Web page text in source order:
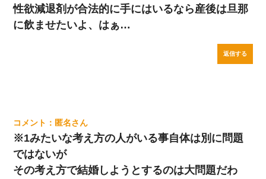
性欲減退剤が合法的に手にはいるなら産後は旦那
に飲ませたいよ、はぁ…
返信する
匿名
※1みたいな考え方の人がいる事自体は別に問題
ではないが
その考え方で結婚しようとするのは大問題だわ